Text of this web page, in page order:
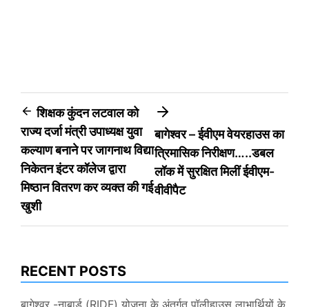
Post
navigation
शिक्षक कुंदन लटवाल को
राज्य दर्जा मंत्री उपाध्यक्ष युवा
कल्याण बनाने पर जागनाथ विद्या
निकेतन इंटर कॉलेज द्वारा
मिष्ठान वितरण कर व्यक्त की गई
खुशी
बागेश्वर – ईवीएम वेयरहाउस का
त्रिमासिक निरीक्षण…..डबल
लॉक में सुरक्षित मिलीं ईवीएम-
वीवीपैट
RECENT POSTS
बागेश्वर -नाबार्ड (RIDF) योजना के अंतर्गत पॉलीहाउस लाभार्थियों के